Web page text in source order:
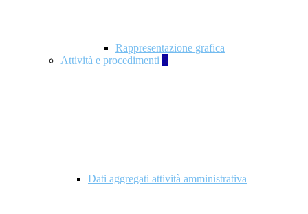
Rappresentazione grafica
Attività e procedimenti 5
Dati aggregati attività amministrativa